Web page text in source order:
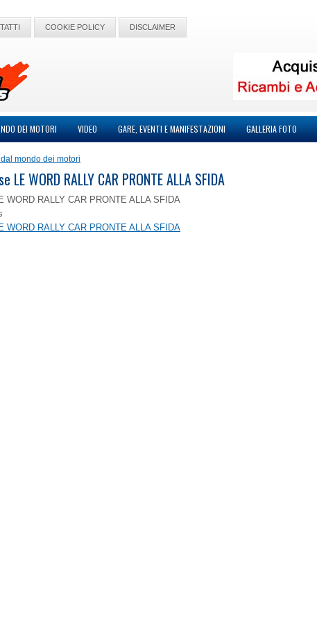
COOKIE POLICY DISCLAIMER
DEI MOTORI VIDEO GARE, EVENTI E MANIFESTAZIONI GALLERIA FOTO
mondo dei motori
LE WORD RALLY CAR PRONTE ALLA SFIDA
WORD RALLY CAR PRONTE ALLA SFIDA
WORD RALLY CAR PRONTE ALLA SFIDA